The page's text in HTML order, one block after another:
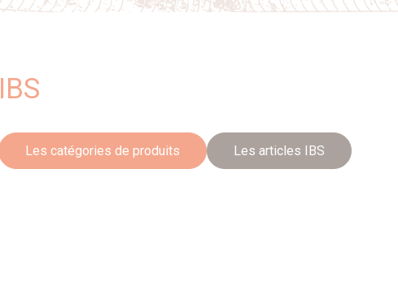
IBS
Les catégories de produits Les articles IBS